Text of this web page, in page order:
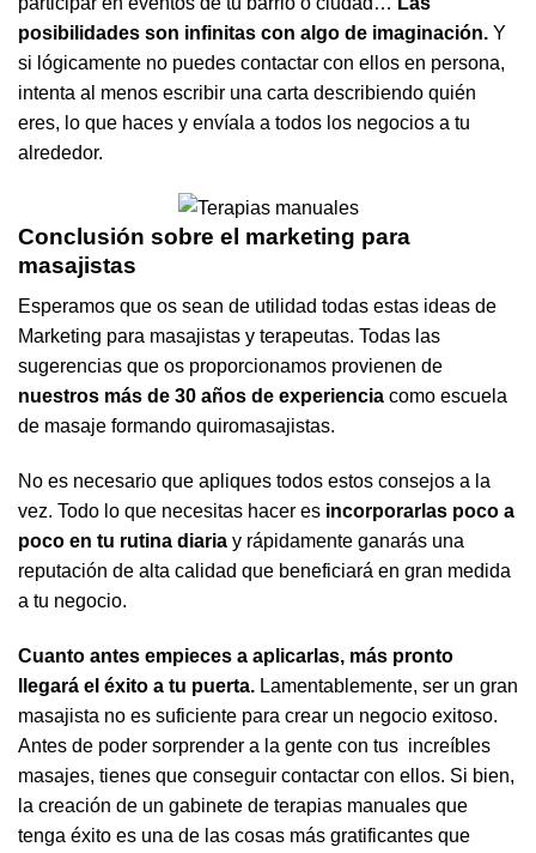
posibilidades son infinitas con algo de imaginación. Y
si lógicamente no puedes contactar con ellos en persona,
intenta al menos escribir una carta describiendo quién
eres, lo que haces y envíala a todos los negocios a tu
alrededor.
Conclusión sobre el marketing para
masajistas
Esperamos que os sean de utilidad todas estas ideas de
Marketing para masajistas y terapeutas. Todas las
sugerencias que os proporcionamos provienen de
nuestros más de 30 años de experiencia como escuela
de masaje formando quiromasajistas.
No es necesario que apliques todos estos consejos a la
vez. Todo lo que necesitas hacer es incorporarlas poco a
poco en tu rutina diaria y rápidamente ganarás una
reputación de alta calidad que beneficiará en gran medida
a tu negocio.
Cuanto antes empieces a aplicarlas, más pronto
llegará el éxito a tu puerta. Lamentablemente, ser un gran
masajista no es suficiente para crear un negocio exitoso.
Antes de poder sorprender a la gente con tus increíbles
masajes, tienes que conseguir contactar con ellos. Si bien,
la creación de un gabinete de terapias manuales que
tenga éxito es una de las cosas más gratificantes que